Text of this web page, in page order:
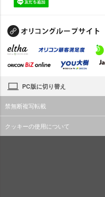
PC版に切り替え
禁無断複写転載
クッキーの使用について